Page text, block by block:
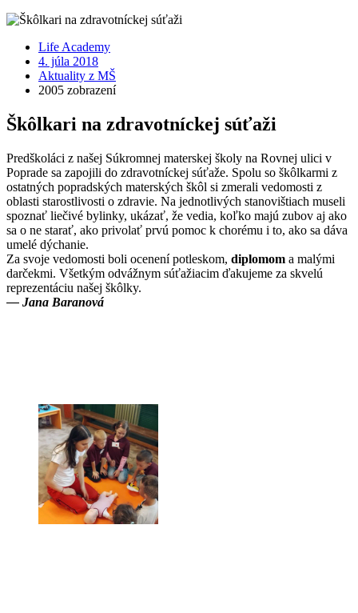
Life Academy
4. júla 2018
Aktuality z MŠ
2005 zobrazení
Škôlkari na zdravotníckej súťaži
Predškoláci z našej Súkromnej materskej školy na Rovnej ulici v
Poprade sa zapojili do zdravotníckej súťaže. Spolu so škôlkarmi z
ostatných popradských materských škôl si zmerali vedomosti z
oblasti starostlivosti o zdravie. Na jednotlivých stanovištiach museli
spoznať liečivé bylinky, ukázať, že vedia, koľko majú zubov aj ako
sa o ne starať, ako privolať prvú pomoc k chorému i to, ako sa dáva
umelé dýchanie.
Za svoje vedomosti boli ocenení potleskom, diplomom a malými
darčekmi. Všetkým odvážnym súťažiacim ďakujeme za skvelú
reprezentáciu našej škôlky.
— Jana Baranová